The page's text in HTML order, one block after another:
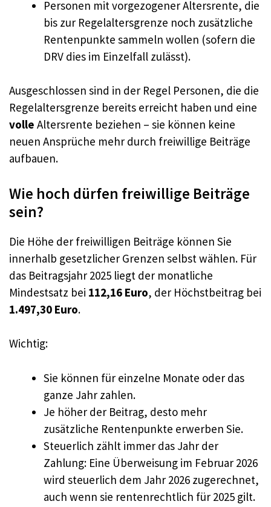
Personen mit vorgezogener Altersrente, die
bis zur Regelaltersgrenze noch zusätzliche
Rentenpunkte sammeln wollen (sofern die
DRV dies im Einzelfall zulässt).
Ausgeschlossen sind in der Regel Personen, die die
Regelaltersgrenze bereits erreicht haben und eine
volle Altersrente beziehen – sie können keine
neuen Ansprüche mehr durch freiwillige Beiträge
aufbauen.
Wie hoch dürfen freiwillige Beiträge
sein?
Die Höhe der freiwilligen Beiträge können Sie
innerhalb gesetzlicher Grenzen selbst wählen. Für
das Beitragsjahr 2025 liegt der monatliche
Mindestsatz bei 112,16 Euro, der Höchstbeitrag bei
1.497,30 Euro.
Wichtig:
Sie können für einzelne Monate oder das
ganze Jahr zahlen.
Je höher der Beitrag, desto mehr
zusätzliche Rentenpunkte erwerben Sie.
Steuerlich zählt immer das Jahr der
Zahlung: Eine Überweisung im Februar 2026
wird steuerlich dem Jahr 2026 zugerechnet,
auch wenn sie rentenrechtlich für 2025 gilt.